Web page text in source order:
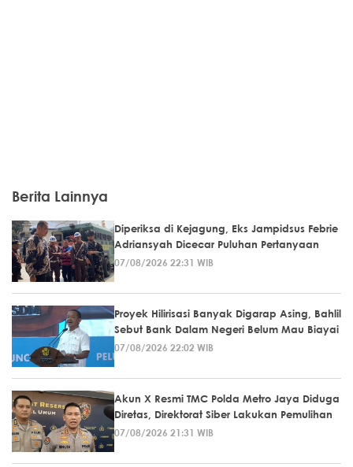
Berita Lainnya
Diperiksa di Kejagung, Eks Jampidsus Febrie
Adriansyah Dicecar Puluhan Pertanyaan
07/08/2026 22:31 WIB
Proyek Hilirisasi Banyak Digarap Asing, Bahlil
Sebut Bank Dalam Negeri Belum Mau Biayai
07/08/2026 22:02 WIB
Akun X Resmi TMC Polda Metro Jaya Diduga
Diretas, Direktorat Siber Lakukan Pemulihan
07/08/2026 21:31 WIB